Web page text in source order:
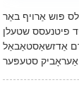
ווהעעלס פּוש אַרויף באַר
פיטנעסס שטעלן
אַדזשאַסטאַבאַל
סטעפּער